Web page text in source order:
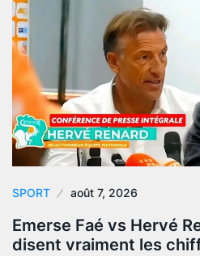
SPORT août 7, 2026
Emerse Faé vs Hervé
disent vraiment les